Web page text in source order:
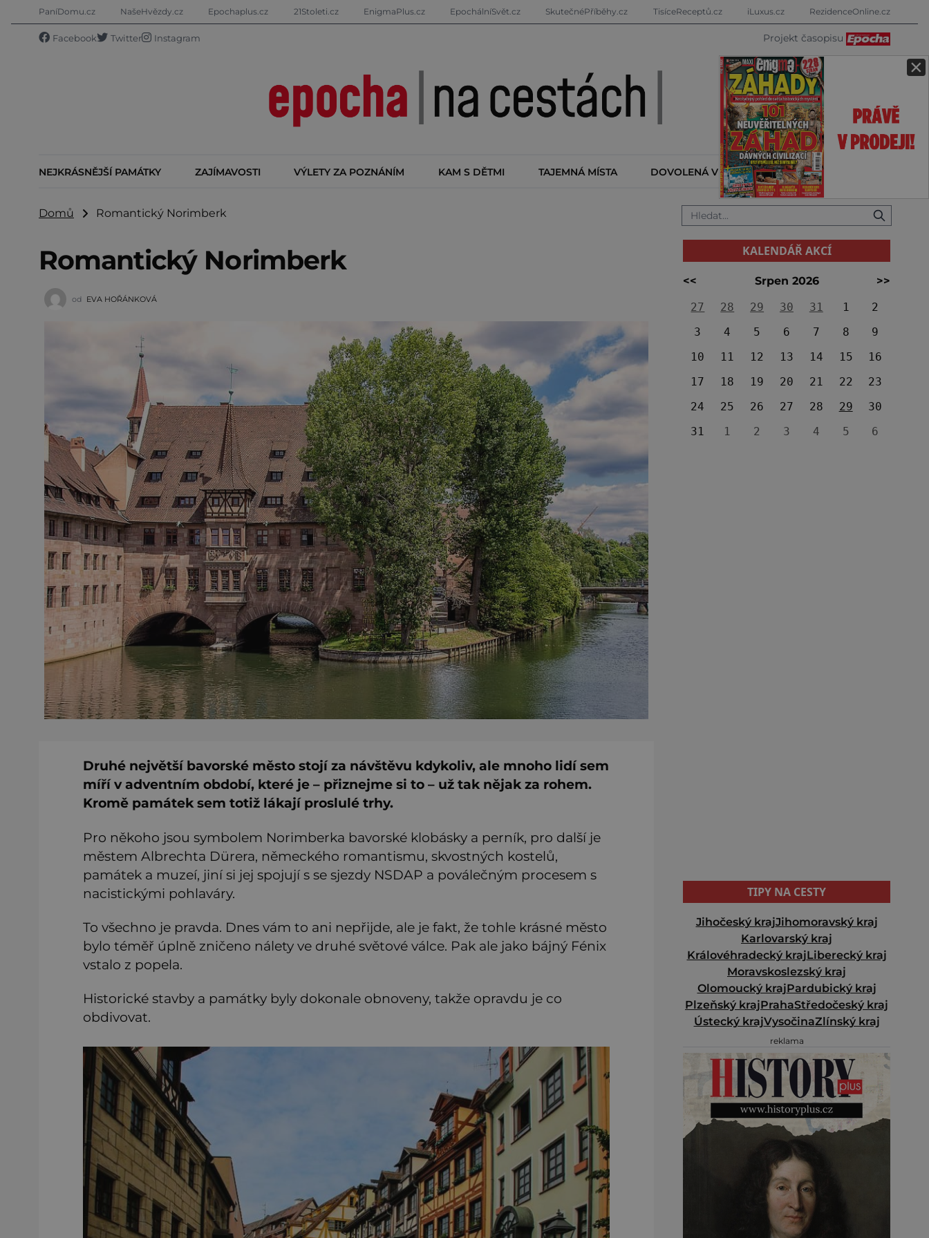
×
PaníDomu.cz NašeHvězdy.cz Epochaplus.cz 21Stoleti.cz EnigmaPlus.cz EpochálníSvět.cz SkutečnéPříběhy.cz TisíceReceptů.cz iLuxus.cz RezidenceOnline.cz
Facebook Twitter Instagram Projekt časopisu
NEJKRÁSNĚJŠÍ PAMÁTKY ZAJÍMAVOSTI VÝLETY ZA POZNÁNÍM KAM S DĚTMI TAJEMNÁ MÍSTA DOVOLENÁ V ZAHRANIČÍ KALENDÁŘ AKCÍ
Domů Romantický Norimberk
Romantický Norimberk
od EVA HOŘÁNKOVÁ
Druhé největší bavorské město stojí za návštěvu kdykoliv, ale mnoho lidí sem
míří v adventním období, které je – přiznejme si to – už tak nějak za rohem.
Kromě památek sem totiž lákají proslulé trhy.
Pro někoho jsou symbolem Norimberka bavorské klobásky a perník, pro další je
městem Albrechta Dürera, německého romantismu, skvostných kostelů,
památek a muzeí, jiní si jej spojují s se sjezdy NSDAP a poválečným procesem s
nacistickými pohlaváry.
To všechno je pravda. Dnes vám to ani nepřijde, ale je fakt, že tohle krásné město
bylo téměř úplně zničeno nálety ve druhé světové válce. Pak ale jako bájný Fénix
vstalo z popela.
Historické stavby a památky byly dokonale obnoveny, takže opravdu je co
obdivovat.
KALENDÁŘ AKCÍ
<< Srpen 2026
>>
27
28 29 30 31 1
2
3
4 5 6 7 8
9
10
11 12 13 14 15
16
17
18 19 20 21 22
23
24
25 26 27 28 29
30
31
1 2 3 4 5 6
TIPY NA CESTY
Jihočeský krajJihomoravský kraj
Karlovarský kraj
Královéhradecký krajLiberecký kraj
Moravskoslezský kraj
Olomoucký krajPardubický kraj
Plzeňský krajPrahaStředočeský kraj
Ústecký krajVysočinaZlínský kraj
reklama